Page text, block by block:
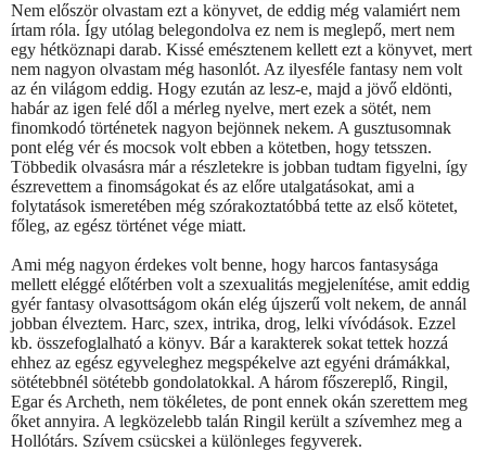
Nem először olvastam ezt a könyvet, de eddig még valamiért nem
írtam róla. Így utólag belegondolva ez nem is meglepő, mert nem
egy hétköznapi darab. Kissé emésztenem kellett ezt a könyvet, mert
nem nagyon olvastam még hasonlót. Az ilyesféle fantasy nem volt
az én világom eddig. Hogy ezután az lesz-e, majd a jövő eldönti,
habár az igen felé dől a mérleg nyelve, mert ezek a sötét, nem
finomkodó történetek nagyon bejönnek nekem. A gusztusomnak
pont elég vér és mocsok volt ebben a kötetben, hogy tetsszen.
Többedik olvasásra már a részletekre is jobban tudtam figyelni, így
észrevettem a finomságokat és az előre utalgatásokat, ami a
folytatások ismeretében még szórakoztatóbbá tette az első kötetet,
főleg, az egész történet vége miatt.
Ami még nagyon érdekes volt benne, hogy harcos fantasysága
mellett eléggé előtérben volt a szexualitás megjelenítése, amit eddig
gyér fantasy olvasottságom okán elég újszerű volt nekem, de annál
jobban élveztem. Harc, szex, intrika, drog, lelki vívódások. Ezzel
kb. összefoglalható a könyv. Bár a karakterek sokat tettek hozzá
ehhez az egész egyveleghez megspékelve azt egyéni drámákkal,
sötétebbnél sötétebb gondolatokkal. A három főszereplő, Ringil,
Egar és Archeth, nem tökéletes, de pont ennek okán szerettem meg
őket annyira. A legközelebb talán Ringil került a szívemhez meg a
Hollótárs. Szívem csücskei a különleges fegyverek.